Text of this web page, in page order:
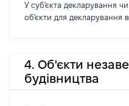
У суб'єкта декларування чи
об'єкти для декларування
4. Об'єкти
будівництва